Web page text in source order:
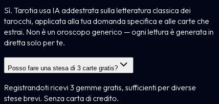
Sì. Tarotia usa IA addestrata sulla letteratura classica dei
tarocchi, applicata alla tua domanda specifica e alle carte che
estrai. Non è un oroscopo generico — ogni lettura è generata in
diretta solo per te.
Posso fare una stesa di 3 carte gratis?
Registrandoti ricevi 3 gemme gratis, sufficienti per diverse
stese brevi. Senza carta di credito.